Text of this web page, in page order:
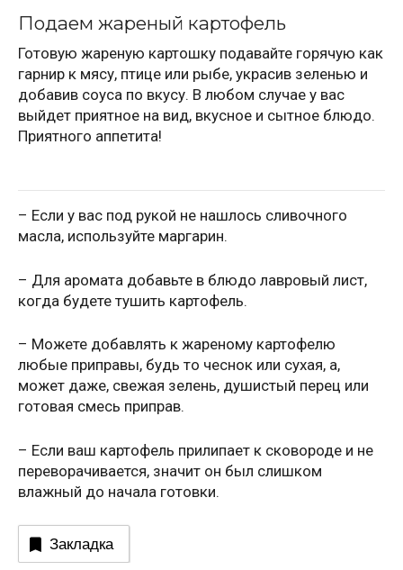
Подаем жареный картофель
Готовую жареную картошку подавайте горячую как
гарнир к мясу, птице или рыбе, украсив зеленью и
добавив соуса по вкусу. В любом случае у вас
выйдет приятное на вид, вкусное и сытное блюдо.
Приятного аппетита!
– Если у вас под рукой не нашлось сливочного
масла, используйте маргарин.
– Для аромата добавьте в блюдо лавровый лист,
когда будете тушить картофель.
– Можете добавлять к жареному картофелю
любые приправы, будь то чеснок или сухая, а,
может даже, свежая зелень, душистый перец или
готовая смесь приправ.
– Если ваш картофель прилипает к сковороде и не
переворачивается, значит он был слишком
влажный до начала готовки.
Закладка